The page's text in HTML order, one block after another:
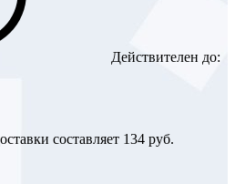
Действителен до:
составляет 134 руб.